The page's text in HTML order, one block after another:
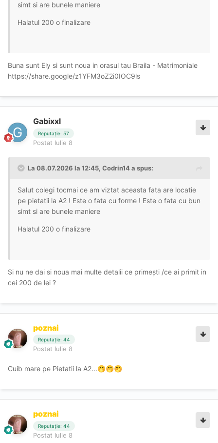
simt si are bunele maniere
Halatul 200 o finalizare
Buna sunt Ely si sunt noua in orasul tau Braila - Matrimoniale
https://share.google/z1YFM3oZ2i0IOC9ls
Gabixxl
Reputație: 57
Postat Iulie 8
La 08.07.2026 la 12:45, Codrin14a spus:
Salut colegi tocmai ce am viztat aceasta fata are locatie
pe pietatii la A2 ! Este o fata cu forme ! Este o fata cu bun
simt si are bunele maniere
Halatul 200 o finalizare
Si nu ne dai si noua mai multe detalii ce primești /ce ai primit in
cei 200 de lei ?
poznai
Reputație: 44
Postat Iulie 8
Cuib mare pe Pietatii la A2...🤭🤭🤭
poznai
Reputație: 44
Postat Iulie 8